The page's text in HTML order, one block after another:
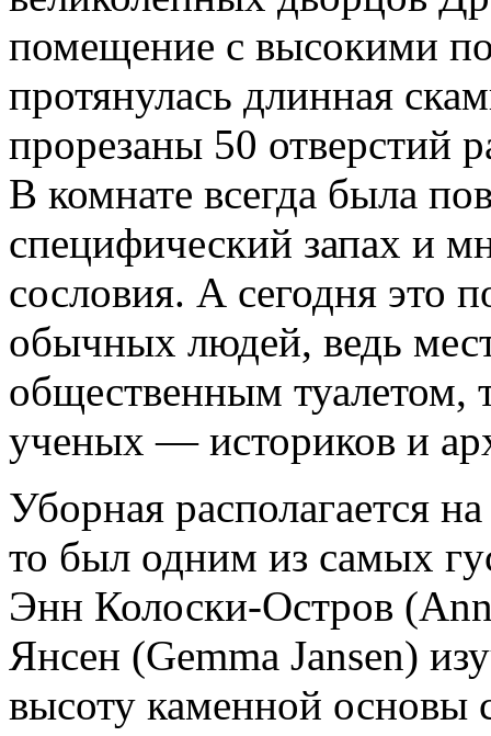
помещение с высокими
протянулась длинная
прорезаны 50 отверстий
В комнате всегда была
специфический запах и
сословия. А сегодня это
обычных людей, ведь
общественным туалетом,
ученых — историков и
Уборная располагается
то был одним из самых
Энн Колоски-Остров
Янсен (Gemma Jansen)
высоту каменной основы